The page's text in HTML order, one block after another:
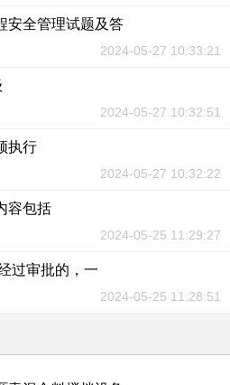
安全管理试题及答
2024-05-27 10:33:21
2024-05-27 10:32:51
执行
2024-05-27 10:32:22
容包括
2024-05-25 11:29:27
过审批的，一
2024-05-25 11:28:51